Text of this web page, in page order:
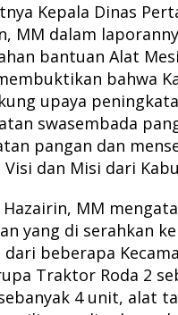
Kepala Dinas
MM dalam
bantuan Alat
bahwa
upaya
swasembada
pangan dan
Visi dan Misi dari
Hazairin, MM
yang di serahkan
dari beberapa
Traktor Roda 2
4 unit, alat